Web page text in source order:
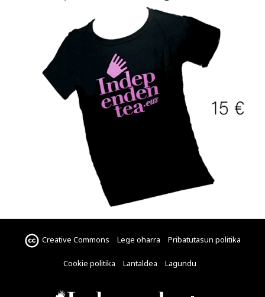
Creative Commons Lege oharra Pribatutasun politika
Cookie politika Lantaldea Lagundu